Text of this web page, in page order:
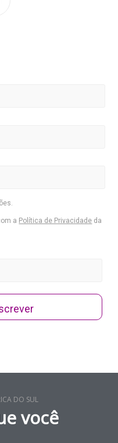
a Política de Privacidade da
DO SUL
você